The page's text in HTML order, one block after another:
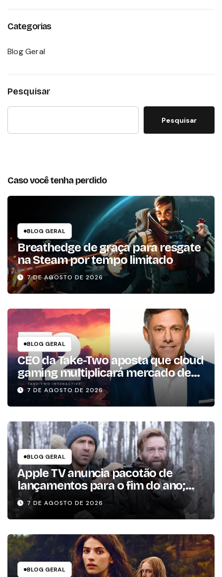
Categorias
Blog Geral
Pesquisar
Pesquisar
Caso você tenha perdido
BLOG GERAL
Breathedge de graça para resgate
na Steam por tempo limitado
7 DE AGOSTO DE 2026
BLOG GERAL
CEO da Take-Two aposta que cloud
gaming multiplicará mercado de
jogos por 10 em três anos
7 DE AGOSTO DE 2026
BLOG GERAL
Apple TV anuncia pacotão de
lançamentos para o fim do ano;
conheça as produções
7 DE AGOSTO DE 2026
BLOG GERAL